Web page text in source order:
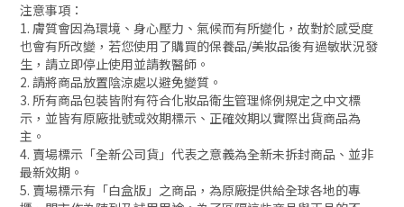
注意事項：
1. 膚質會因為環境、身心壓力、氣候而有所變化，故對於感受度
也會有所改變，若您使用了購買的保養品/美妝品後有過敏狀況發
生，請立即停止使用並請教醫師。
2. 請將商品放置陰涼處以避免變質。
3. 所有商品包裝皆附有符合化妝品衛生管理條例規定之中文標
示，並皆有原廠批號或效期標示、正確效期以實際出貨商品為
主。
4. 賣場標示「全新公司貨」代表之意義為全新未拆封商品、並非
最新效期。
5. 賣場標示有「白盒版」之商品，為原廠提供給全球各地的專